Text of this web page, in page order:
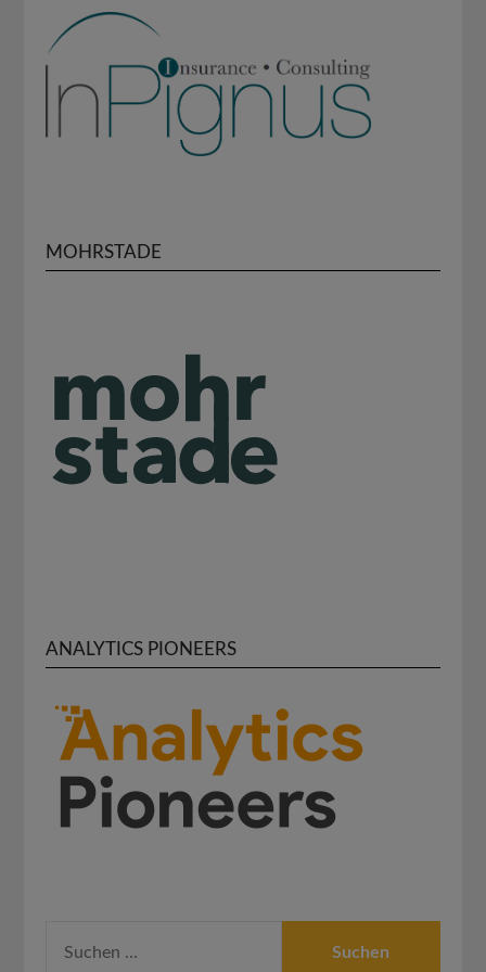
MOHRSTADE
ANALYTICS PIONEERS
NACH: